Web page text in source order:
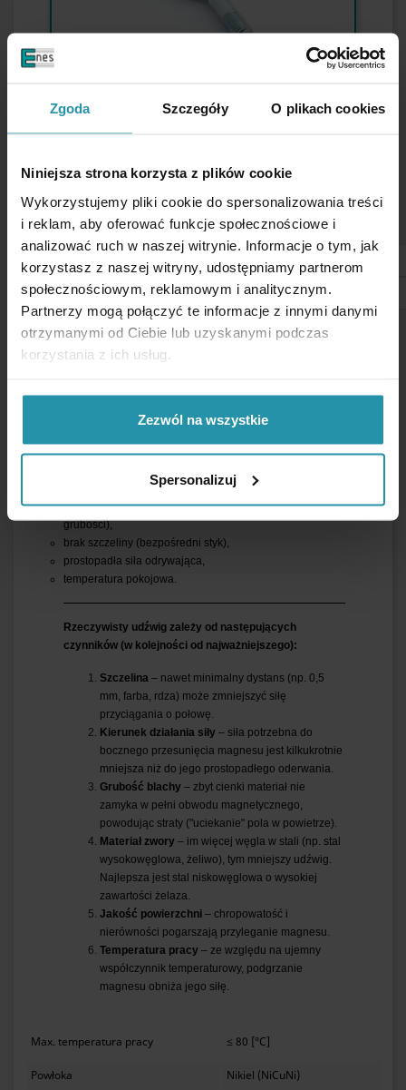
Zgoda Szczegóły O plikach cookies
Niniejsza strona korzysta z plików cookie
Wykorzystujemy pliki cookie do spersonalizowania treści
i reklam, aby oferować funkcje społecznościowe i
analizować ruch w naszej witrynie. Informacje o tym, jak
korzystasz z naszej witryny, udostępniamy partnerom
społecznościowym, reklamowym i analitycznym.
Partnerzy mogą połączyć te informacje z innymi danymi
otrzymanymi od Ciebie lub uzyskanymi podczas
korzystania z ich usług.
Zezwól na wszystkie
Spersonalizuj
PARAMETRY UŻYTKOWE
z gwintem, bardzo silny
Średnica zewnętrzna 45 [mm]
Wysokość 15 [mm]
Typ gwintu
Typ magnesu neodymowy
~78 [kg]
Podana wartość jest mierzona w warunkach
gładka blacha ze stali niskowęglowej (min. 10 mm
grubości),
brak szczeliny (bezpośredni styk),
prostopadła siła odrywająca,
temperatura pokojowa.
Rzeczywisty udźwig zależy od następujących
czynników (w kolejności od najważniejszego):
Szczelina – nawet minimalny dystans (np. 0,5
mm, farba, rdza) może zmniejszyć siłę
przyciągania o połowę.
Kierunek działania siły – siła potrzebna do
bocznego przesunięcia magnesu jest kilkukrotnie
mniejsza niż do jego prostopadłego oderwania.
Grubość blachy – zbyt cienki materiał nie
zamyka w pełni obwodu magnetycznego,
powodując straty ("uciekanie" pola w powietrze).
Materiał zwory – im więcej węgla w stali (np. stal
wysokowęglowa, żeliwo), tym mniejszy udźwig.
Najlepsza jest stal niskowęglowa o wysokiej
zawartości żelaza.
Jakość powierzchni – chropowatość i
nierówności pogarszają przyleganie magnesu.
Temperatura pracy – ze względu na ujemny
współczynnik temperaturowy, podgrzanie
magnesu obniża jego siłę.
Max. temperatura pracy ≤ 80 [°C]
Powłoka
Nikiel (NiCuNi)